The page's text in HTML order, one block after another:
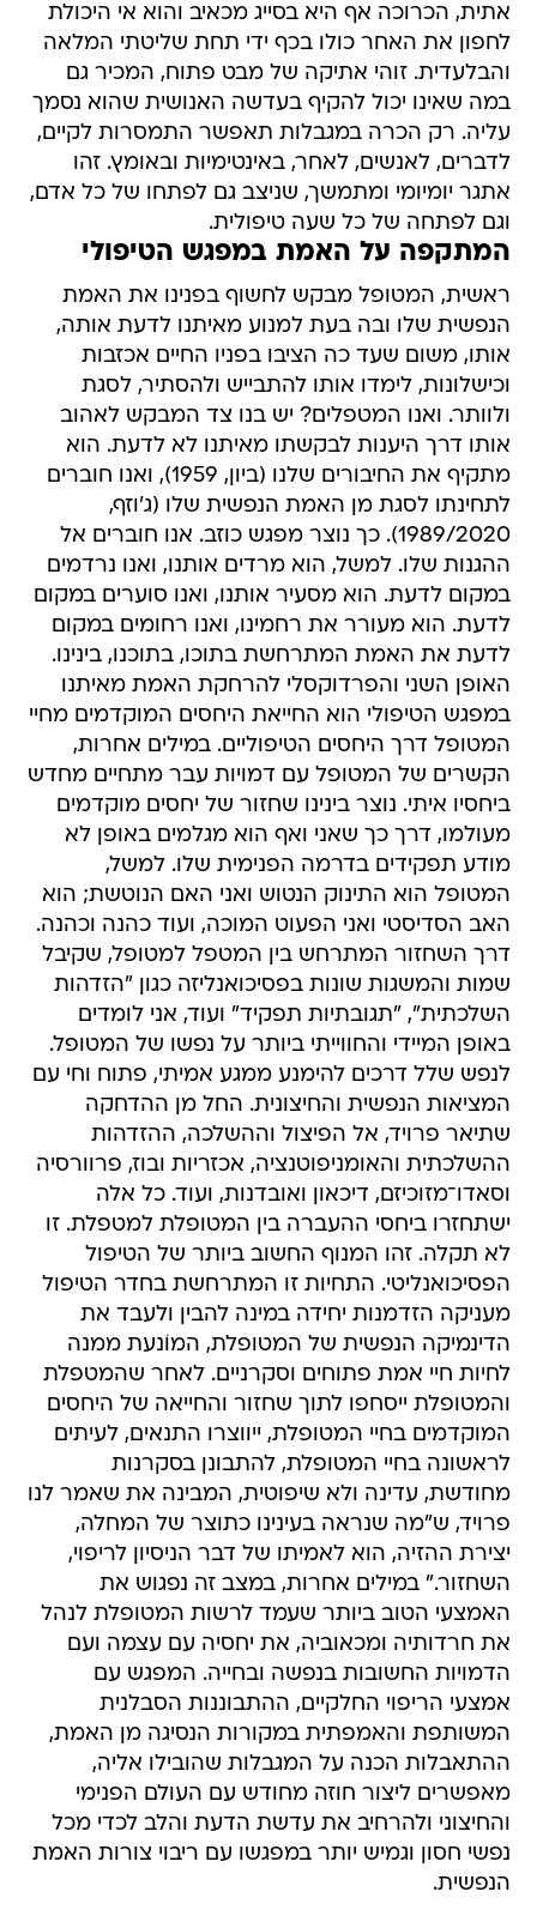
אתית, הכרוכה אף היא בסייג מכאיב והוא אי היכולת
לחפון את האחר כולו בכף ידי תחת שליטתי המלאה
והבלעדית. זוהי אתיקה של מבט פתוח, המכיר גם
במה שאינו יכול להקיף בעדשה האנושית שהוא נסמך
עליה. רק הכרה במגבלות תאפשר התמסרות לקיים,
לדברים, לאנשים, לאחר, באינטימיות ובאומץ. זהו
אתגר יומיומי ומתמשך, שניצב גם לפתחו של כל אדם,
וגם לפתחה של כל שעה טיפולית.
המתקפה על האמת במפגש הטיפולי
ראשית, המטופל מבקש לחשוף בפנינו את האמת
הנפשית שלו ובה בעת למנוע מאיתנו לדעת אותה,
אותו, משום שעד כה הציבו בפניו החיים אכזבות
וכישלונות, לימדו אותו להתבייש ולהסתיר, לסגת
ולוותר. ואנו המטפלים? יש בנו צד המבקש לאהוב
אותו דרך היענות לבקשתו מאיתנו לא לדעת. הוא
מתקיף את החיבורים שלנו (ביון, 1959), ואנו חוברים
לתחינתו לסגת מן האמת הנפשית שלו (ג'וזף,
1989/2020). כך נוצר מפגש כוזב. אנו חוברים אל
ההגנות שלו. למשל, הוא מרדים אותנו, ואנו נרדמים
במקום לדעת. הוא מסעיר אותנו, ואנו סוערים במקום
לדעת. הוא מעורר את רחמינו, ואנו רחומים במקום
לדעת את האמת המתרחשת בתוכו, בתוכנו, בינינו.
האופן השני והפרדוקסלי להרחקת האמת מאיתנו
במפגש הטיפולי הוא החייאת היחסים המוקדמים מחיי
המטופל דרך היחסים הטיפוליים. במילים אחרות,
הקשרים של המטופל עם דמויות עבר מתחיים מחדש
ביחסיו איתי. נוצר בינינו שחזור של יחסים מוקדמים
מעולמו, דרך כך שאני ואף הוא מגלמים באופן לא
מודע תפקידים בדרמה הפנימית שלו. למשל,
המטופל הוא התינוק הנטוש ואני האם הנוטשת; הוא
האב הסדיסטי ואני הפעוט המוכה, ועוד כהנה וכהנה.
דרך השחזור המתרחש בין המטפל למטופל, שקיבל
שמות והמשגות שונות בפסיכואנליזה כגון "הזדהות
השלכתית", "תגובתיות תפקיד" ועוד, אני לומדים
באופן המיידי והחווייתי ביותר על נפשו של המטופל.
לנפש שלל דרכים להימנע ממגע אמיתי, פתוח וחי עם
המציאות הנפשית והחיצונית. החל מן ההדחקה
שתיאר פרויד, אל הפיצול וההשלכה, ההזדהות
ההשלכתית והאומניפוטנציה, אכזריות ובוז, פרוורסיה
וסאדו־מזוכיזם, דיכאון ואובדנות, ועוד. כל אלה
ישתחזרו ביחסי ההעברה בין המטופלת למטפלת. זו
לא תקלה. זהו המנוף החשוב ביותר של הטיפול
הפסיכואנליטי. התחיות זו המתרחשת בחדר הטיפול
מעניקה הזדמנות יחידה במינה להבין ולעבד את
הדינמיקה הנפשית של המטופלת, המוֹנעת ממנה
לחיות חיי אמת פתוחים וסקרניים. לאחר שהמטפלת
והמטופלת ייסחפו לתוך שחזור והחייאה של היחסים
המוקדמים בחיי המטופלת, ייווצרו התנאים, לעיתים
לראשונה בחיי המטופלת, להתבונן בסקרנות
מחודשת, עדינה ולא שיפוטית, המבינה את שאמר לנו
פרויד, ש"מה שנראה בעינינו כתוצר של המחלה,
יצירת ההזיה, הוא לאמיתו של דבר הניסיון לריפוי,
השחזור." במילים אחרות, במצב זה נפגוש את
האמצעי הטוב ביותר שעמד לרשות המטופלת לנהל
את חרדותיה ומכאוביה, את יחסיה עם עצמה ועם
הדמויות החשובות בנפשה ובחייה. המפגש עם
אמצעי הריפוי החלקיים, ההתבוננות הסבלנית
המשותפת והאמפתית במקורות הנסיגה מן האמת,
ההתאבלות הכנה על המגבלות שהובילו אליה,
מאפשרים ליצור חוזה מחודש עם העולם הפנימי
והחיצוני ולהרחיב את עדשת הדעת והלב לכדי מכל
נפשי חסון וגמיש יותר במפגשו עם ריבוי צורות האמת
הנפשית.